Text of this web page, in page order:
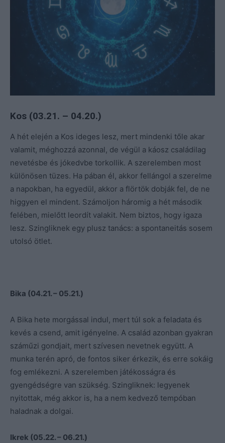
Kos (03.21. – 04.20.)
A hét elején a Kos ideges lesz, mert mindenki tőle akar
valamit, méghozzá azonnal, de végül a káosz családilag
nevetésbe és jókedvbe torkollik. A szerelemben most
különösen tüzes. Ha pában él, akkor fellángol a szerelme
a napokban, ha egyedül, akkor a flörtök dobják fel, de ne
higgyen el mindent. Számoljon háromig a hét második
felében, mielőtt leordít valakit. Nem biztos, hogy igaza
lesz. Szingliknek egy plusz tanács: a spontaneitás sosem
utolsó ötlet.
Bika (04.21. – 05.21.)
A Bika hete morgással indul, mert túl sok a feladata és
kevés a csend, amit igényelne. A család azonban gyakran
száműzi gondjait, mert szívesen nevetnek együtt. A
munka terén apró, de fontos siker érkezik, és erre sokáig
fog emlékezni. A szerelemben játékosságra és
gyengédségre van szükség. Szingliknek: legyenek
nyitottak, még akkor is, ha a nem kedvező tempóban
haladnak a dolgai.
Ikrek (05.22. – 06.21.)